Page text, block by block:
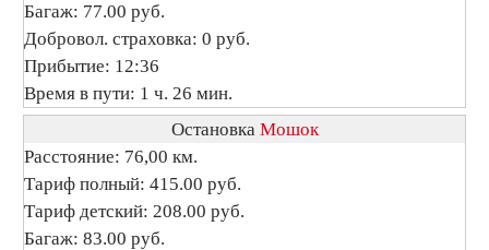
Багаж: 77.00 руб.
Добровол. страховка: 0 руб.
Прибытие: 12:36
Время в пути: 1 ч. 26 мин.
Остановка Мошок
Расстояние: 76,00 км.
Тариф полный: 415.00 руб.
Тариф детский: 208.00 руб.
Багаж: 83.00 руб.